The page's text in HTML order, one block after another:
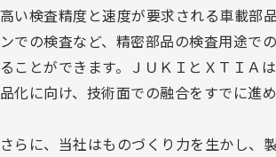
高い検査精度と速度が要求される車載部
ンでの検査など、精密部品の検査用途で
ることができます。ＪＵＫＩとＸＴＩＡ
品化に向け、技術面での融合をすでに進め
さらに、当社はものづくり力を生かし、